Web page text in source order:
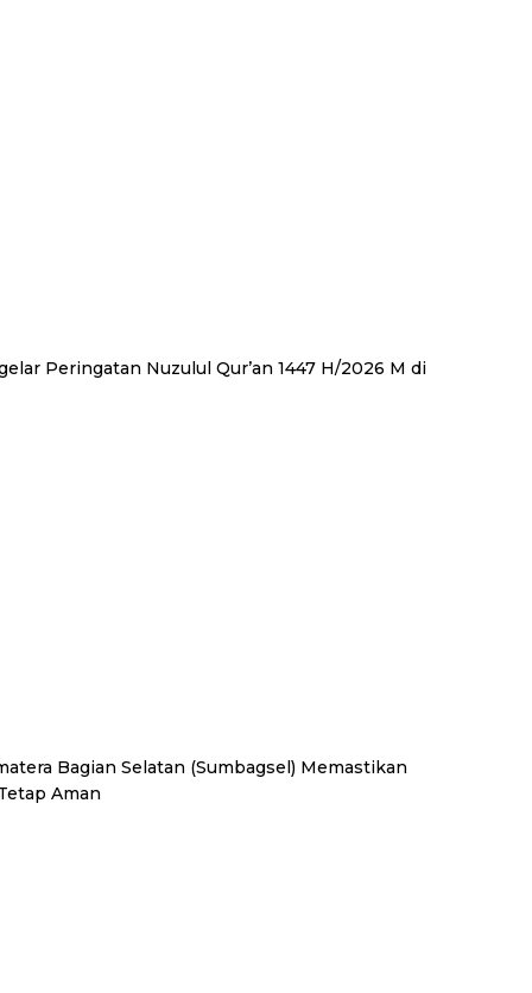
Peringatan Nuzulul Qur’an 1447 H/2026 M di
Bagian Selatan (Sumbagsel) Memastikan
Aman